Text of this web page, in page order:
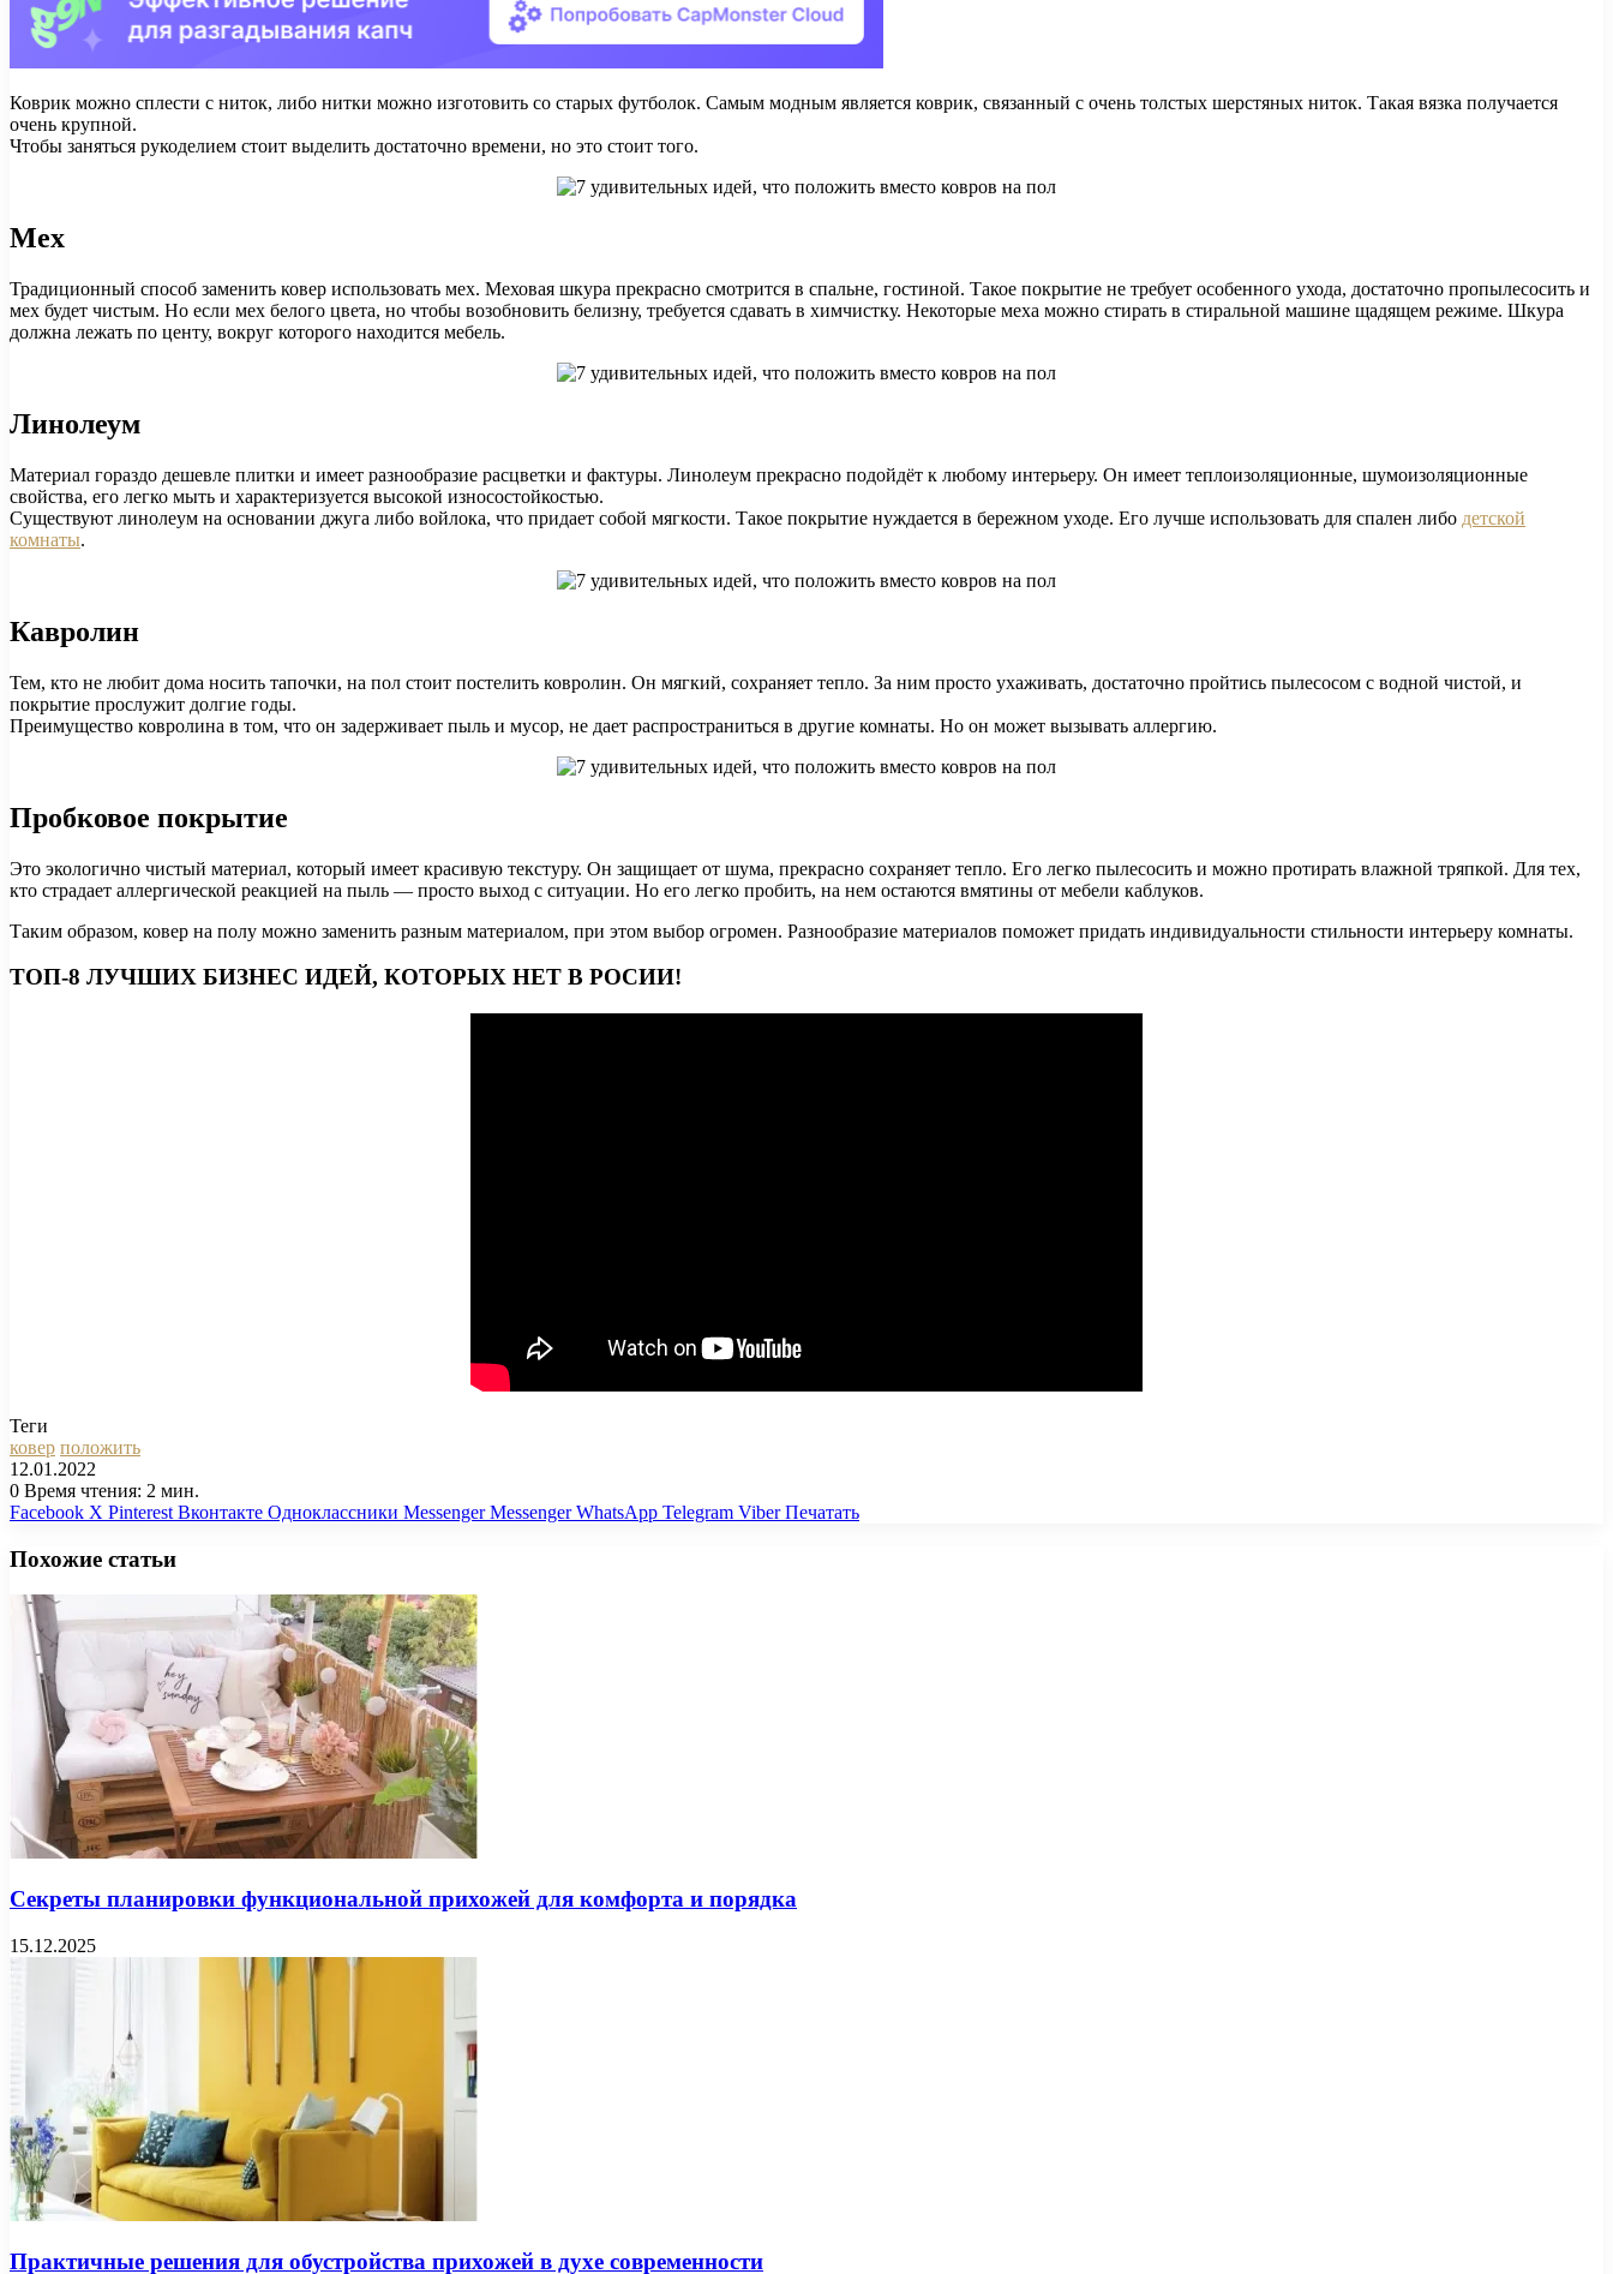
Коврик можно сплести с ниток, либо нитки можно изготовить со старых футболок. Самым модным является коврик, связанный с очень толстых шерстяных ниток. Такая вязка получается
очень крупной.
Чтобы заняться рукоделием стоит выделить достаточно времени, но это стоит того.
Мех
Традиционный способ заменить ковер использовать мех. Меховая шкура прекрасно смотрится в спальне, гостиной. Такое покрытие не требует особенного ухода, достаточно пропылесосить и
мех будет чистым. Но если мех белого цвета, но чтобы возобновить белизну, требуется сдавать в химчистку. Некоторые меха можно стирать в стиральной машине щадящем режиме. Шкура
должна лежать по центу, вокруг которого находится мебель.
Линолеум
Материал гораздо дешевле плитки и имеет разнообразие расцветки и фактуры. Линолеум прекрасно подойдёт к любому интерьеру. Он имеет теплоизоляционные, шумоизоляционные
свойства, его легко мыть и характеризуется высокой износостойкостью.
Существуют линолеум на основании джуга либо войлока, что придает собой мягкости. Такое покрытие нуждается в бережном уходе. Его лучше использовать для спален либо детской
комнаты.
Кавролин
Тем, кто не любит дома носить тапочки, на пол стоит постелить ковролин. Он мягкий, сохраняет тепло. За ним просто ухаживать, достаточно пройтись пылесосом с водной чистой, и
покрытие прослужит долгие годы.
Преимущество ковролина в том, что он задерживает пыль и мусор, не дает распространиться в другие комнаты. Но он может вызывать аллергию.
Пробковое покрытие
Это экологично чистый материал, который имеет красивую текстуру. Он защищает от шума, прекрасно сохраняет тепло. Его легко пылесосить и можно протирать влажной тряпкой. Для тех,
кто страдает аллергической реакцией на пыль — просто выход с ситуации. Но его легко пробить, на нем остаются вмятины от мебели каблуков.
Таким образом, ковер на полу можно заменить разным материалом, при этом выбор огромен. Разнообразие материалов поможет придать индивидуальности стильности интерьеру комнаты.
ТОП-8 ЛУЧШИХ БИЗНЕС ИДЕЙ, КОТОРЫХ НЕТ В РОСИИ!
Теги
ковер положить
12.01.2022
0 Время чтения: 2 мин.
Facebook X Pinterest Вконтакте Одноклассники Messenger Messenger WhatsApp Telegram Viber Печатать
Похожие статьи
Секреты планировки функциональной прихожей для комфорта и порядка
15.12.2025
Практичные решения для обустройства прихожей в духе современности